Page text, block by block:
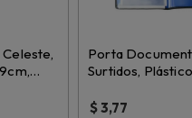
Porta
Surtidos,
$3,77